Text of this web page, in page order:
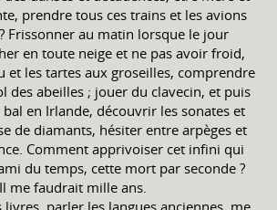
prendre tous ces trains et les avions
Frissonner au matin lorsque le jour
en toute neige et ne pas avoir froid,
et les tartes aux groseilles, comprendre
des abeilles ; jouer du clavecin, et puis
en Irlande, découvrir les sonates et
de diamants, hésiter entre arpèges et
Comment apprivoiser cet infini qui
du temps, cette mort par seconde ?
Il me faudrait mille ans.
parler les langues anciennes, me